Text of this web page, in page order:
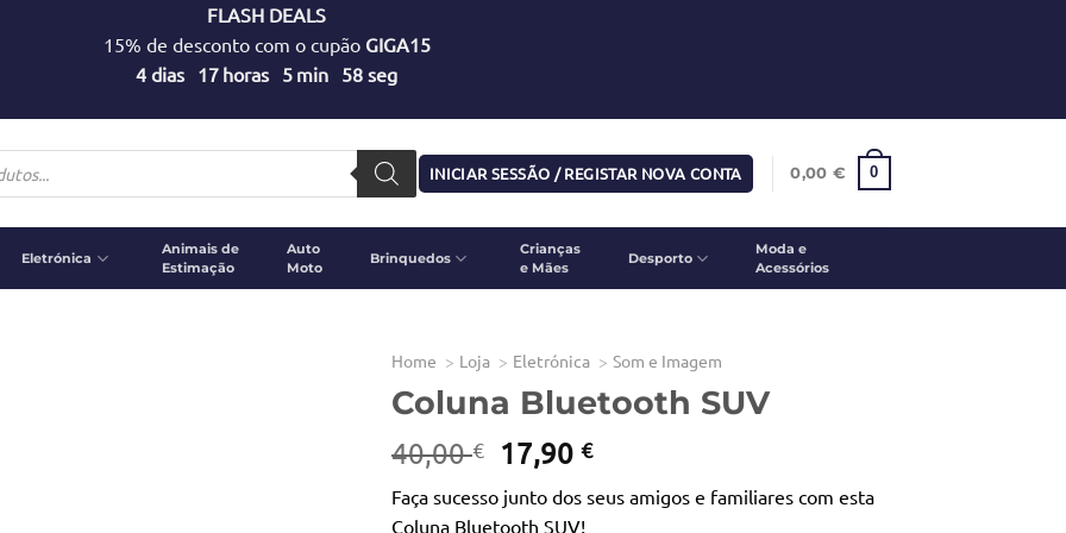
FLASH DEALS
15% de desconto com o cupão GIGA15
4 dias 17 horas 5 min 57 seg
INICIAR SESSÃO / REGISTAR NOVA CONTA 0,00 € 0
Eletrónica
Animais de
Estimação
Auto
Moto
Brinquedos
Crianças
e Mães
Desporto
Moda e
Acessórios
Home Loja Eletrónica Som e Imagem
Coluna Bluetooth SUV
40,00€
O
preço
original
17,90€O
atual
Faça sucesso junto dos seus amigos e familiares com esta
Coluna Bluetooth SUV!